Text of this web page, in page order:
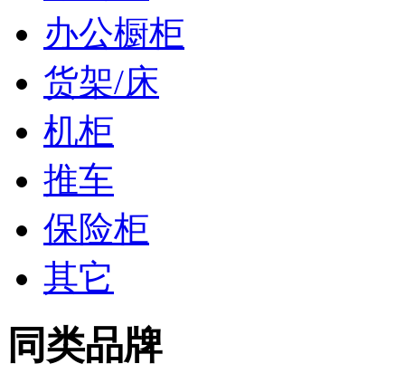
办公橱柜
货架/床
机柜
推车
保险柜
其它
同类品牌